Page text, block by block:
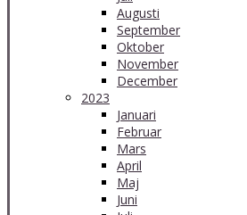
Augusti
September
Oktober
November
December
2023
Januari
Februar
Mars
April
Maj
Juni